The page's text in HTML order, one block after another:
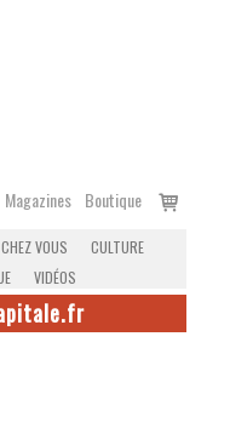
Magazines Boutique
Voir
VOUS
CULTURE
VIDÉOS